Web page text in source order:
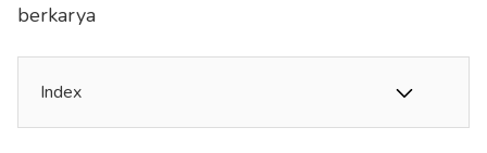
berkarya
Index